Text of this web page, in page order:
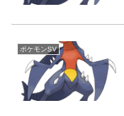
ポケモンSV